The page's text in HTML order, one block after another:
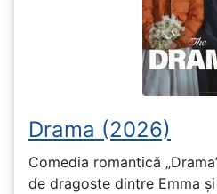
Drama (2026)
Comedia romantică
de dragoste dintre Emma